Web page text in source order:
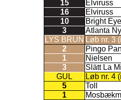
15
Elviruss
16
Elviruss
10
Bright
3
Atlanta
LYS BRUN Løb nr. 3
2
Pingo Pan
1
Nielsen
3
Slätt La
GUL
Løb nr. 4
5
Toll
1